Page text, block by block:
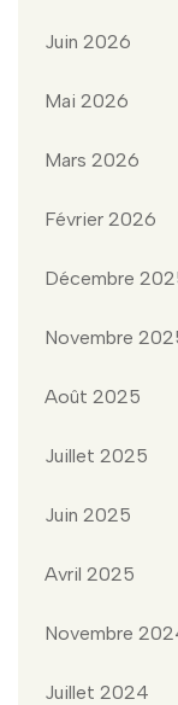
Juin 2026
Mai 2026
Mars 2026
Février 2026
Décembre
Novembre
Août 2025
Juillet 2025
Juin 2025
Avril 2025
Novembre
Juillet 2024